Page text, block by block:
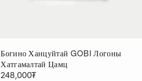
Богино Ханцуйтай GOBI Логоны
Хатгамалтай Цамц
248,000₮